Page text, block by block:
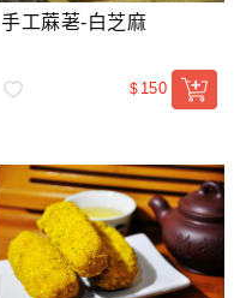
手工蔴荖-白芝麻
$ 150